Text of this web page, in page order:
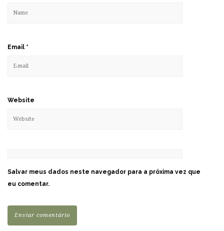
Email *
Website
Salvar meus dados neste navegador para a próxima vez que
eu comentar.